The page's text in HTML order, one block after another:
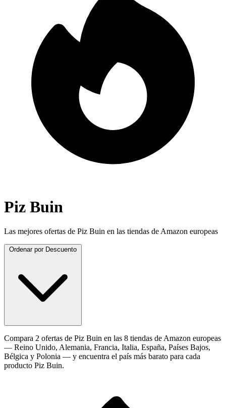
Piz Buin
Las mejores ofertas de Piz Buin en las tiendas de Amazon europeas
Ordenar por Descuento
Compara 2 ofertas de Piz Buin en las 8 tiendas de Amazon europeas
— Reino Unido, Alemania, Francia, Italia, España, Países Bajos,
Bélgica y Polonia — y encuentra el país más barato para cada
producto Piz Buin.